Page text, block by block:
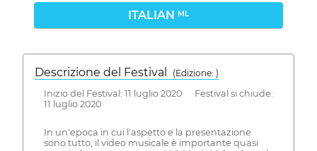
ITALIAN ML
Descrizione del Festival
( Edizione: )
Inizio del Festival: 11 luglio 2020 Festival si chiude:
11 luglio 2020
In un'epoca in cui l'aspetto e la presentazione
sono tutto, il video musicale è importante quasi